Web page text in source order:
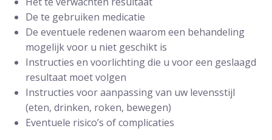
De te gebruiken medicatie
De eventuele redenen waarom een behandeling
mogelijk voor u niet geschikt is
Instructies en voorlichting die u voor een geslaagd
resultaat moet volgen
Instructies voor aanpassing van uw levensstijl
(eten, drinken, roken, bewegen)
Eventuele risico’s of complicaties